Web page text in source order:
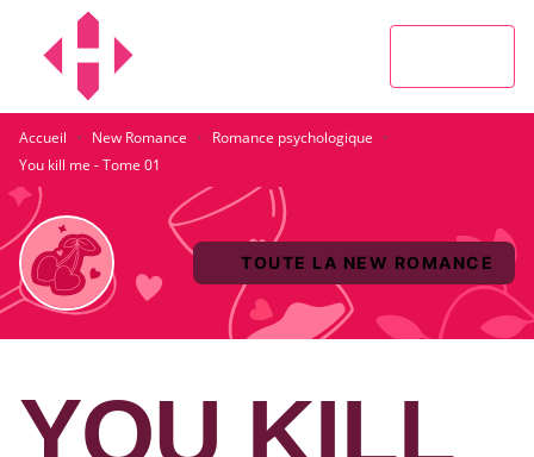
MENU
Accueil · New Romance · Romance psychologique ·
You kill me - Tome 01
TOUTE LA NEW ROMANCE
YOU KILL